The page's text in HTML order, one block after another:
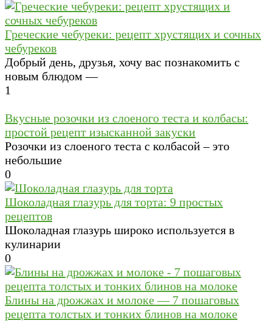
Греческие чебуреки: рецепт хрустящих и сочных
чебуреков
Добрый день, друзья, хочу вас познакомить с
новым блюдом —
1
Вкусные розочки из слоеного теста и колбасы:
простой рецепт изысканной закуски
Розочки из слоеного теста с колбасой – это
небольшие
0
Шоколадная глазурь для торта: 9 простых
рецептов
Шоколадная глазурь широко используется в
кулинарии
0
Блины на дрожжах и молоке — 7 пошаговых
рецепта толстых и тонких блинов на молоке